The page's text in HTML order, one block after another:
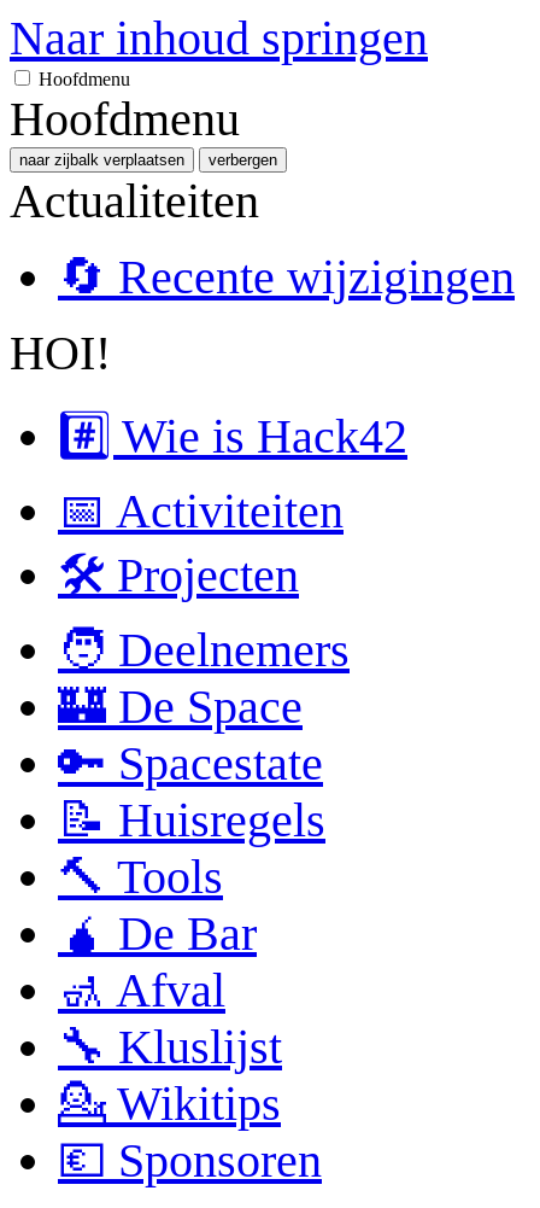
Naar inhoud springen
Hoofdmenu
Hoofdmenu
naar zijbalk verplaatsen verbergen
Actualiteiten
🔄 Recente wijzigingen
HOI!
#️⃣ Wie is Hack42
📅 Activiteiten
🛠 Projecten
🧑 Deelnemers
🏰 De Space
🔑 Spacestate
📝 Huisregels
🔨 Tools
🧉 De Bar
🚮 Afval
🔧 Kluslijst
💁 Wikitips
💶 Sponsoren